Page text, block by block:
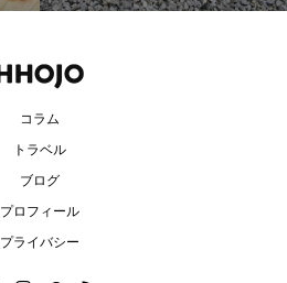
コラム
トラベル
ブログ
プロフィール
プライバシー